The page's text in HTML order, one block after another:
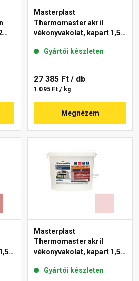
Masterplast
Thermomaster akril
vékonyvakolat, kapart 1,5
Gyártói készleten
27 385 Ft / db
1 095 Ft / kg
Megnézem
Masterplast
Thermomaster akril
vékonyvakolat, kapart 1,5
Gyártói készleten